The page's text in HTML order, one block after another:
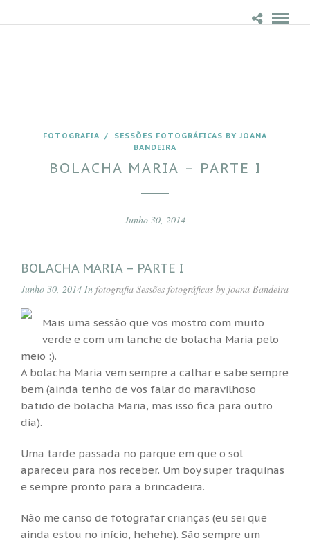
FOTOGRAFIA / SESSÕES FOTOGRÁFICAS BY JOANA
BANDEIRA
BOLACHA MARIA – PARTE I
Junho 30, 2014
BOLACHA MARIA – PARTE I
Junho 30, 2014 In fotografia Sessões fotográficas by joana Bandeira
Mais uma sessão que vos mostro com muito
verde e com um lanche de bolacha Maria pelo
meio :).
A bolacha Maria vem sempre a calhar e sabe sempre
bem (ainda tenho de vos falar do maravilhoso
batido de bolacha Maria, mas isso fica para outro
dia).
Uma tarde passada no parque em que o sol
apareceu para nos receber. Um boy super traquinas
e sempre pronto para a brincadeira.
Não me canso de fotografar crianças (eu sei que
ainda estou no início, hehehe). São sempre um